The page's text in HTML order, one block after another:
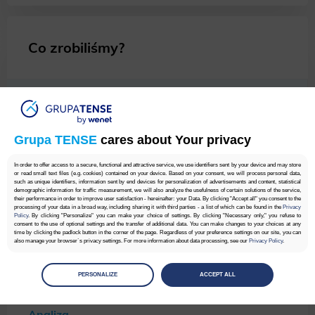
Grupa TENSE cares about Your privacy
In order to offer access to a secure, functional and attractive service, we use identifiers sent by your device and may store
or read small text files (e.g. cookies) contained on your device. Based on your consent, we will process personal data,
such as unique identifiers, information sent by end devices for personalization of advertisements and content, statistical
demographic information for traffic measurement, we will also analyze the usefulness of certain solutions of the service,
their performance in order to improve user satisfaction - hereinafter: your Data. By clicking "Accept all" you consent to the
processing of your data in a broad way, including sharing it with third parties - a list of which can be found in the Privacy
Policy. By clicking "Personalize" you can make your choice of settings. By clicking "Necessary only," you refuse to
consent to the use of optional settings and the transfer of additional data. You can make changes to your choices at any
time by clicking the padlock button in the corner of the page. Regardless of your preference settings on our site, you can
also manage your browser`s privacy settings. For more information about data processing, see our Privacy Policy.
Managepreferences
Select the consents of your choice
Necessary
PERSONALIZE ACCEPT ALL
Co zrobiliśmy?
Analiza
Optymalizacja